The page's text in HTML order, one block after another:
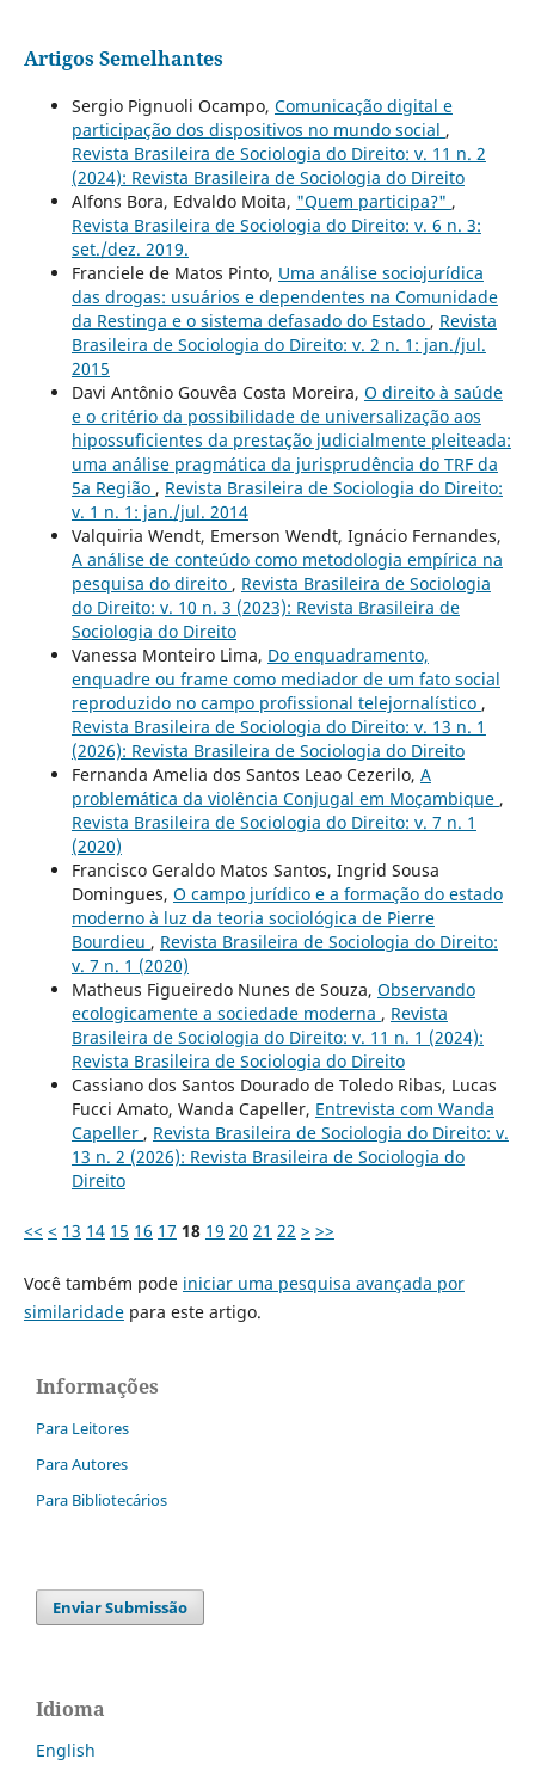
Artigos Semelhantes
Sergio Pignuoli Ocampo, Comunicação digital e
participação dos dispositivos no mundo social ,
Revista Brasileira de Sociologia do Direito: v. 11 n. 2
(2024): Revista Brasileira de Sociologia do Direito
Alfons Bora, Edvaldo Moita, "Quem participa?" ,
Revista Brasileira de Sociologia do Direito: v. 6 n. 3:
set./dez. 2019.
Franciele de Matos Pinto, Uma análise sociojurídica
das drogas: usuários e dependentes na Comunidade
da Restinga e o sistema defasado do Estado , Revista
Brasileira de Sociologia do Direito: v. 2 n. 1: jan./jul.
2015
Davi Antônio Gouvêa Costa Moreira, O direito à saúde
e o critério da possibilidade de universalização aos
hipossuficientes da prestação judicialmente pleiteada:
uma análise pragmática da jurisprudência do TRF da
5a Região , Revista Brasileira de Sociologia do Direito:
v. 1 n. 1: jan./jul. 2014
Valquiria Wendt, Emerson Wendt, Ignácio Fernandes,
A análise de conteúdo como metodologia empírica na
pesquisa do direito , Revista Brasileira de Sociologia
do Direito: v. 10 n. 3 (2023): Revista Brasileira de
Sociologia do Direito
Vanessa Monteiro Lima, Do enquadramento,
enquadre ou frame como mediador de um fato social
reproduzido no campo profissional telejornalístico ,
Revista Brasileira de Sociologia do Direito: v. 13 n. 1
(2026): Revista Brasileira de Sociologia do Direito
Fernanda Amelia dos Santos Leao Cezerilo, A
problemática da violência Conjugal em Moçambique ,
Revista Brasileira de Sociologia do Direito: v. 7 n. 1
(2020)
Francisco Geraldo Matos Santos, Ingrid Sousa
Domingues, O campo jurídico e a formação do estado
moderno à luz da teoria sociológica de Pierre
Bourdieu , Revista Brasileira de Sociologia do Direito:
v. 7 n. 1 (2020)
Matheus Figueiredo Nunes de Souza, Observando
ecologicamente a sociedade moderna , Revista
Brasileira de Sociologia do Direito: v. 11 n. 1 (2024):
Revista Brasileira de Sociologia do Direito
Cassiano dos Santos Dourado de Toledo Ribas, Lucas
Fucci Amato, Wanda Capeller, Entrevista com Wanda
Capeller , Revista Brasileira de Sociologia do Direito: v.
13 n. 2 (2026): Revista Brasileira de Sociologia do
Direito
<< < 13 14 15 16 17 18 19 20 21 22 > >>
Você também pode iniciar uma pesquisa avançada por
similaridadepara este artigo.
Informações
Para Leitores
Para Autores
Para Bibliotecários
Enviar Submissão
Idioma
English